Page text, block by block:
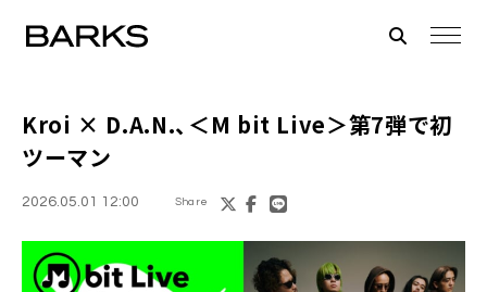
Kroi × D.A.N.、＜M bit Live＞第7弾で初
ツーマン
2026.05.01 12:00 Share